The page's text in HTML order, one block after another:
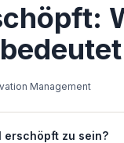
Management
erschöpft zu sein?